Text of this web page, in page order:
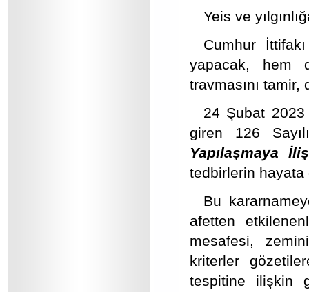
Yeis ve
Cumhur
yapacak, hem
travmasını tamir,
24 Şubat 2023
giren 126
Yapılaşmaya
tedbirlerin hayata
Bu
afetten
mesafesi,
kriterler
tespitine ilişkin